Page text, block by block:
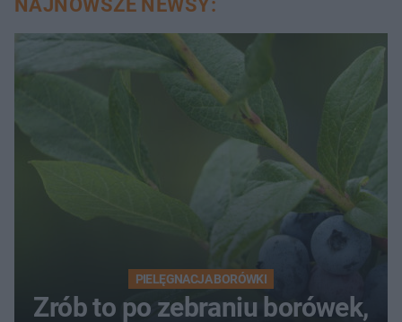
NAJNOWSZE NEWSY:
PIELĘGNACJA BORÓWKI
Zrób to po zebraniu borówek,